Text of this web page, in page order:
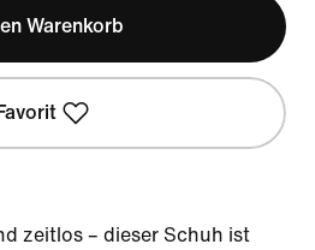
Warenkorb
Favorit
zeitlos – dieser Schuh ist